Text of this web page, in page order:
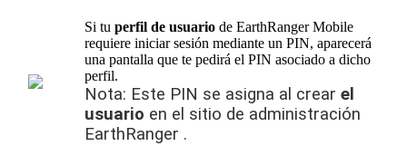
Si tu perfil de usuario de EarthRanger Mobile
requiere iniciar sesión mediante un PIN, aparecerá
una pantalla que te pedirá el PIN asociado a dicho
perfil.
Nota: Este PIN se asigna al crear el
usuario en el sitio de administración
EarthRanger .